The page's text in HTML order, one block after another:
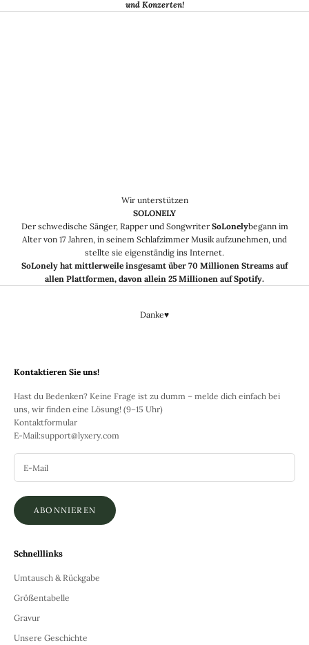
und Konzerten!
Wir unterstützen
SOLONELY
Der schwedische Sänger, Rapper und Songwriter SoLonelybegann im
Alter von 17 Jahren, in seinem Schlafzimmer Musik aufzunehmen, und
stellte sie eigenständig ins Internet.
SoLonely hat mittlerweile insgesamt über 70 Millionen Streams auf
allen Plattformen, davon allein 25 Millionen auf Spotify.
Danke♥
Kontaktieren Sie uns!
Hast du Bedenken? Keine Frage ist zu dumm – melde dich einfach bei
uns, wir finden eine Lösung! (9–15 Uhr)
Kontaktformular
E-Mail:support@lyxery.com
ABONNIEREN
Schnelllinks
Umtausch & Rückgabe
Größentabelle
Gravur
Unsere Geschichte